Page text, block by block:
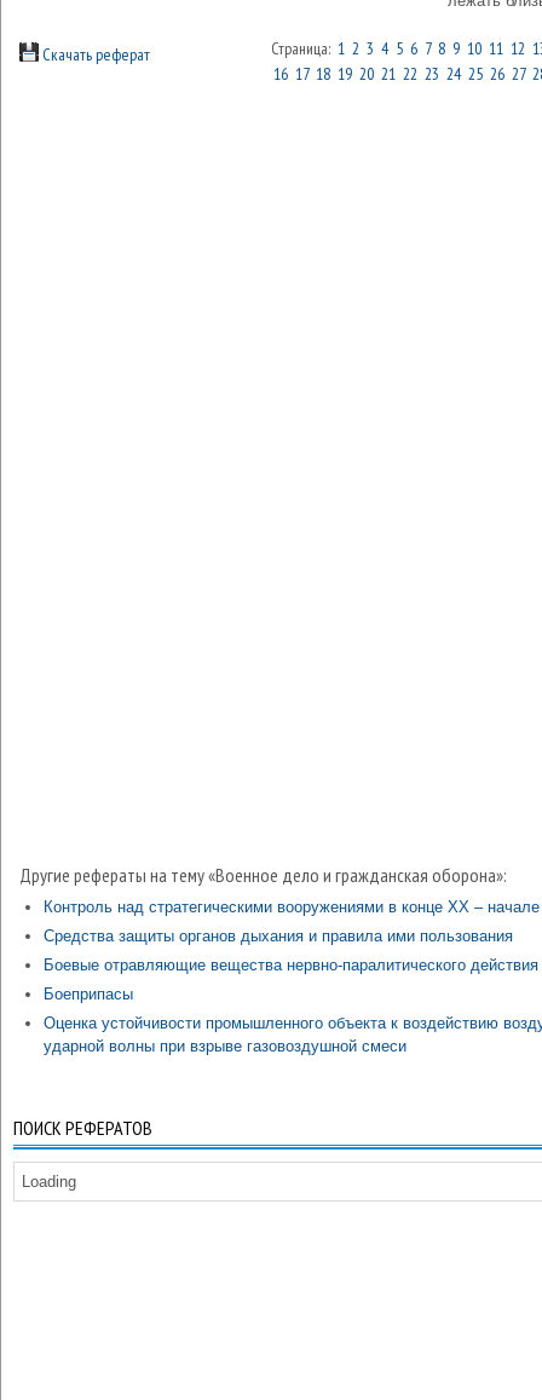
Скачать реферат Страница: 1 2 3 4 5 6 7 8 9 10 11 12
16 17 18 19 20 21 22 23 24 25 26 27
Другие рефераты на тему «Военное дело и гражданская оборона»:
Контроль над стратегическими вооружениями в конце ХХ –
Средства защиты органов дыхания и правила ими пользования
Боевые отравляющие вещества нервно-паралитического действия
Боеприпасы
Оценка устойчивости промышленного объекта к воздействию
ударной волны при взрыве газовоздушной смеси
ПОИСК РЕФЕРАТОВ
Loading